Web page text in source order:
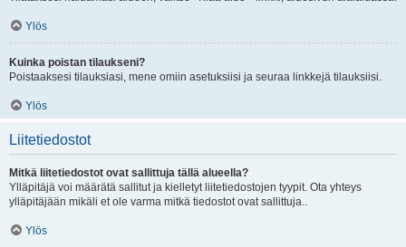
Ylös
Kuinka poistan tilaukseni?
Poistaaksesi tilauksiasi, mene omiin asetuksiisi ja seuraa linkkejä tilauksiisi.
Ylös
Liitetiedostot
Mitkä liitetiedostot ovat sallittuja tällä alueella?
Ylläpitäjä voi määrätä sallitut ja kielletyt liitetiedostojen tyypit. Ota yhteys
ylläpitäjään mikäli et ole varma mitkä tiedostot ovat sallittuja..
Ylös